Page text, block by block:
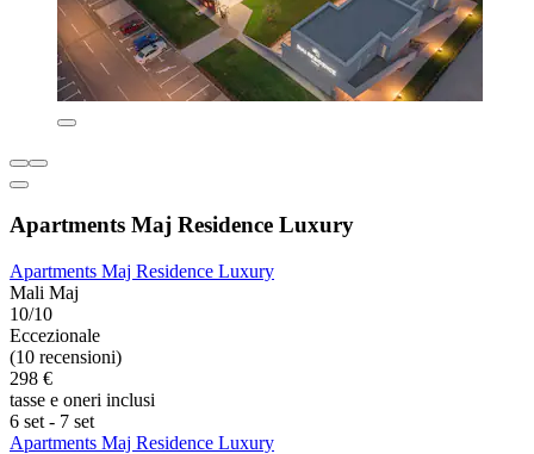
Apartments Maj Residence Luxury
Apartments Maj Residence Luxury
Mali Maj
10/10
Eccezionale
(10 recensioni)
298 €
tasse e oneri inclusi
6 set - 7 set
Apartments Maj Residence Luxury